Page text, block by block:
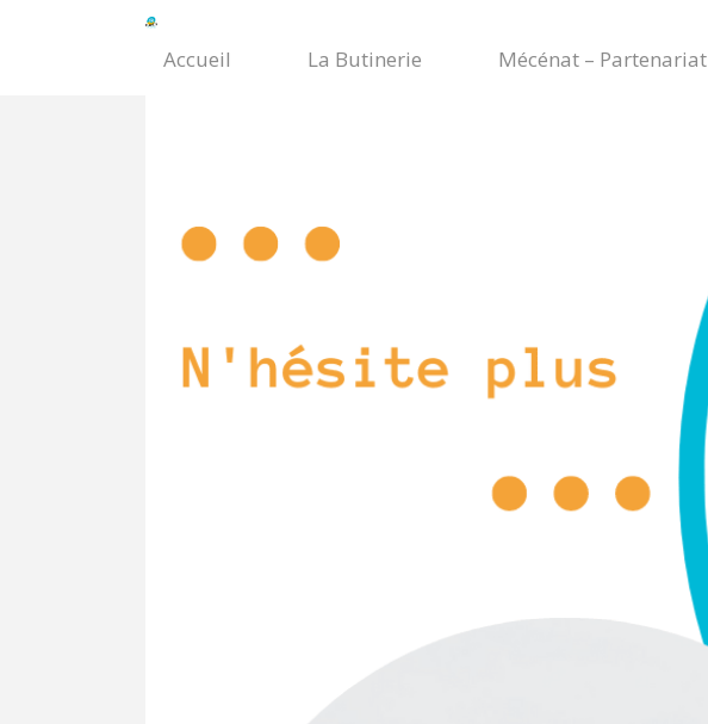
Accueil La Butinerie Mécénat – Partenariat